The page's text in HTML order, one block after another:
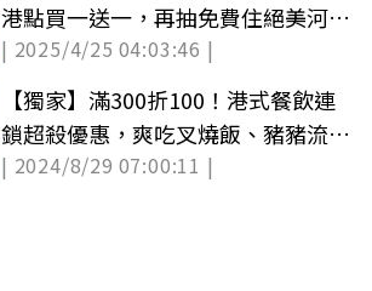
港點買一送一，再抽免費住絕美河景
酒店（中獎公布）
| 2025/4/25 04:03:46 |
【獨家】滿300折100！港式餐飲連
鎖超殺優惠，爽吃叉燒飯、豬豬流沙
包
| 2024/8/29 07:00:11 |